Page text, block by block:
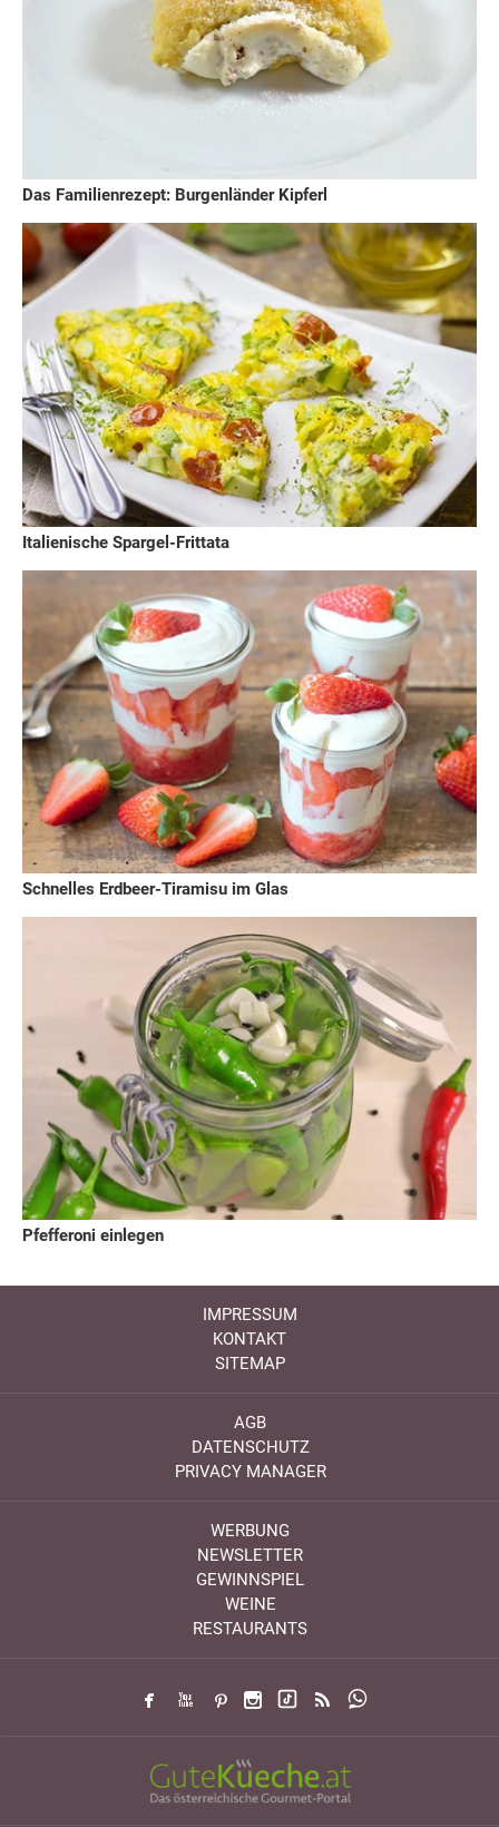
Das Familienrezept: Burgenländer Kipferl
Italienische Spargel-Frittata
Schnelles Erdbeer-Tiramisu im Glas
Pfefferoni einlegen
IMPRESSUM
KONTAKT
SITEMAP
AGB
DATENSCHUTZ
PRIVACY MANAGER
WERBUNG
NEWSLETTER
GEWINNSPIEL
WEINE
RESTAURANTS